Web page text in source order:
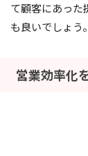
て顧客にあった
も良いでしょう。
営業効率化